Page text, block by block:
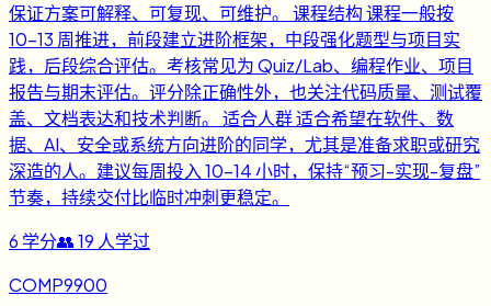
保证方案可解释、可复现、可维护。 课程结构 课程一般按
10-13 周推进，前段建立进阶框架，中段强化题型与项目实
践，后段综合评估。考核常见为 Quiz/Lab、编程作业、项目
报告与期末评估。评分除正确性外，也关注代码质量、测试覆
盖、文档表达和技术判断。 适合人群 适合希望在软件、数
据、AI、安全或系统方向进阶的同学，尤其是准备求职或研究
深造的人。建议每周投入 10-14 小时，保持“预习-实现-复盘”
节奏，持续交付比临时冲刺更稳定。
6 学分👥19 人学过
COMP9900